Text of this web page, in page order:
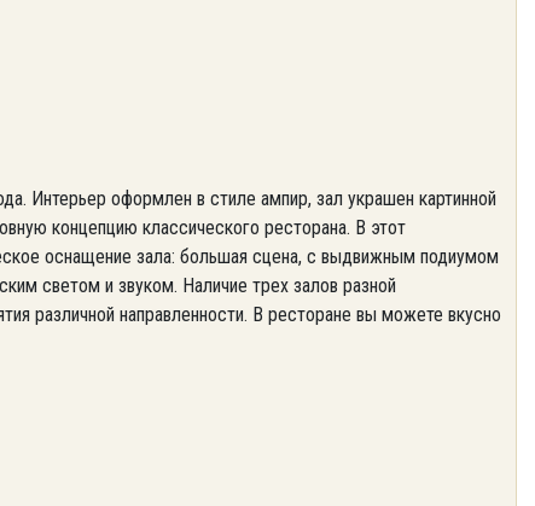
Интерьер оформлен в стиле ампир, зал украшен картинной
концепцию классического ресторана. В этот
оснащение зала: большая сцена, с выдвижным подиумом
светом и звуком. Наличие трех залов разной
различной направленности. В ресторане вы можете вкусно